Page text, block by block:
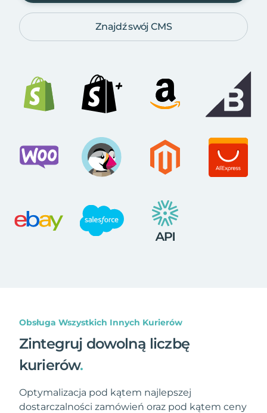
Znajdź swój CMS
Obsługa Wszystkich Innych Kurierów
Zintegruj dowolną liczbę
kurierów.
Optymalizacja pod kątem najlepszej
dostarczalności zamówień oraz pod kątem ceny